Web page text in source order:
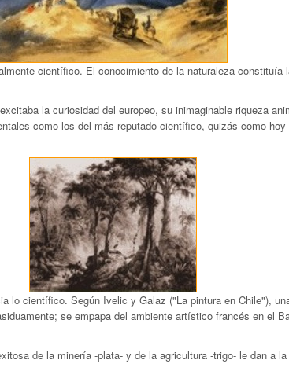
científico. El conocimiento de la naturaleza
la curiosidad del europeo, su inimaginable riqueza
como los del más reputado científico, quizás como
lo científico. Según Ivelic y Galaz ("La pintura en Chile"),
se empapa del ambiente artístico francés en el
de la minería -plata- y de la agricultura -trigo- le dan a